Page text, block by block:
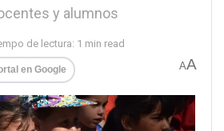
y alumnos
de lectura: 1 min read
en Google AA